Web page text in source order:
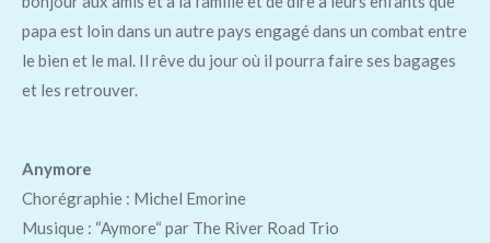
papa est loin dans un autre pays engagé dans un combat entre
le bien et le mal. Il rêve du jour où il pourra faire ses bagages
et les retrouver.
Anymore
Chorégraphie : Michel Emorine
Musique : “Aymore“ par The River Road Trio